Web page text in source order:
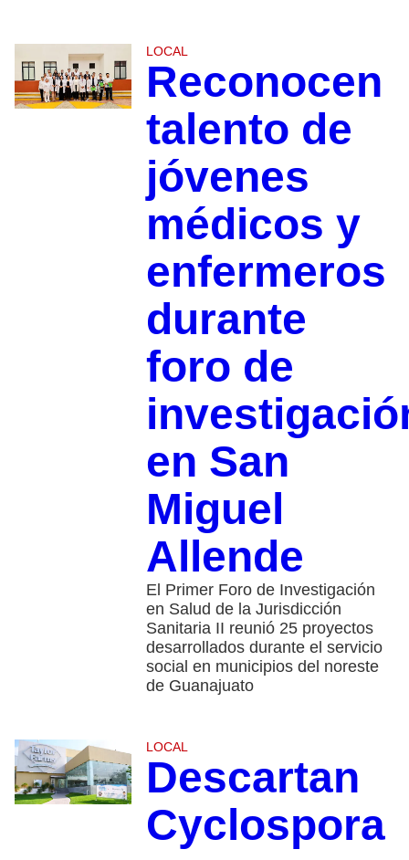
LOCAL
Reconocen
talento de
jóvenes
médicos y
enfermeros
durante
foro de
en San
Miguel
Allende
El Primer Foro de Investigación
en Salud de la Jurisdicción
Sanitaria II reunió 25 proyectos
desarrollados durante el servicio
social en municipios del noreste
de Guanajuato
LOCAL
Descartan
Cyclospora